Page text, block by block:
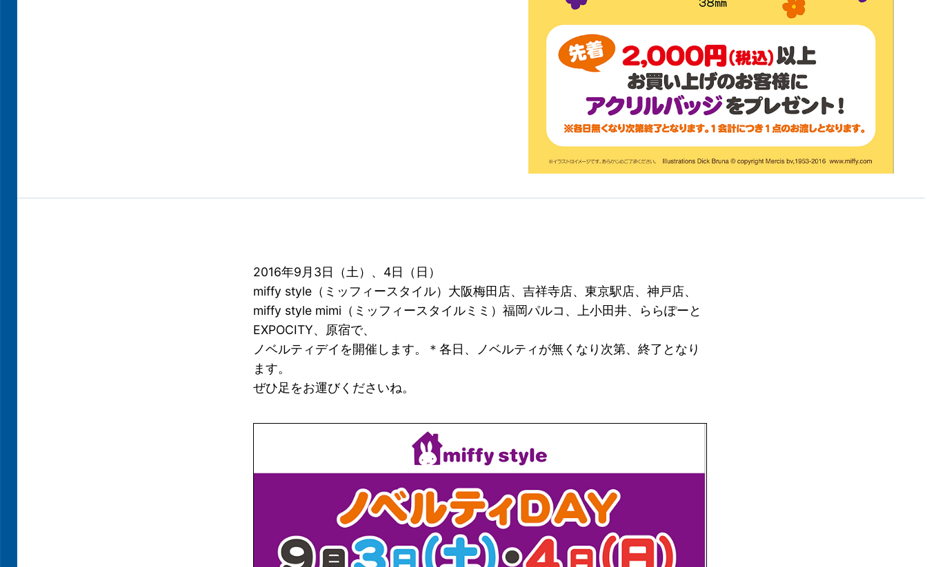
2016年9月3日（土）、4日（日）
miffy style（ミッフィースタイル）大阪梅田店、吉祥寺店、東京駅店、神戸店、
miffy style mimi（ミッフィースタイルミミ）福岡パルコ、上小田井、ららぽーと
EXPOCITY、原宿で、
ノベルティデイを開催します。＊各日、ノベルティが無くなり次第、終了となり
ます。
ぜひ足をお運びくださいね。